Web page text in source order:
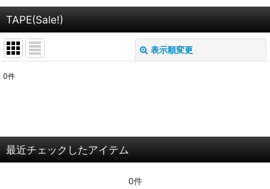
TAPE(Sale!)
表示順変更
絞り込む
0件
最近チェックしたアイテム
0件